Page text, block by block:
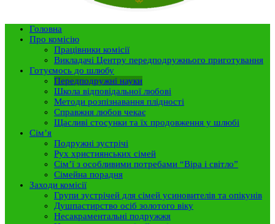
Головна
Про комісію
Працівники комісії
Викладачі Центру передподружнього приготування
Готуємось до шлюбу
Передподружні науки
Школа відповідальної любові
Методи розпізнавання плідності
Справжня любов чекає
Щасливі стосунки та їх продовження у шлюбі
Сім’я
Подружні зустрічі
Рух християнських сімей
Сім’ї з особливими потребами “Віра і світло”
Сімейна порадня
Заходи комісії
Групи зустрічей для сімей усиновителів та опікунів
Душпастирство осіб золотого віку
Несакраментальні подружжя